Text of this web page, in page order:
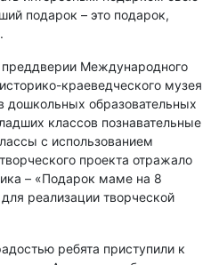
подарок – это подарок,
Международного
краеведческого музея
дошкольных образовательных
классов познавательные
с использованием
проекта отражало
– «Подарок маме на 8
реализации творческой
ребята приступили к